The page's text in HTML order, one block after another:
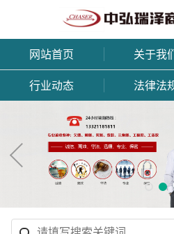
网站首页 关于我
行业动态 法律法